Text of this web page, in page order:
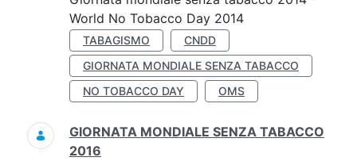
World No Tobacco Day 2014
TABAGISMO
CNDD
GIORNATA MONDIALE SENZA TABACCO
NO TOBACCO DAY
OMS
GIORNATA MONDIALE SENZA TABACCO
2016